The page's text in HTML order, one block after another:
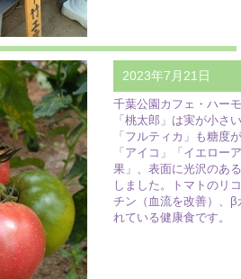
2023年7月21日
千葉公園カフェ・ハー
「桃太郎」は実が小さ
「フルティカ」も糖度
「アイコ」「イエロー
果」、表面に光沢のあ
しました。トマトのリ
チン（血流を改善）、
れている健康食です。